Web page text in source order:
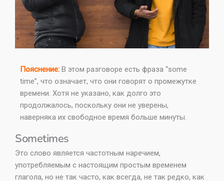
Пояснение: В этом разговоре есть фраза “some
time”, что означает, что они говорят о промежутке
времени. Хотя не указано, как долго это
продолжалось, поскольку они не уверены,
наверняка их свободное время больше минуты.
Sometimes
Это слово является частотным наречием,
употребляемым с настоящим простым временем
глагола, но не так часто, как всегда, не так редко, как